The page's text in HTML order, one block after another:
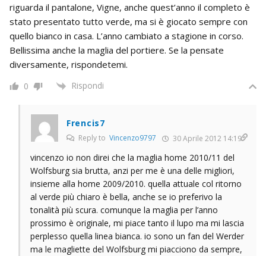
riguarda il pantalone, Vigne, anche quest’anno il completo è
stato presentato tutto verde, ma si è giocato sempre con
quello bianco in casa. L’anno cambiato a stagione in corso.
Bellissima anche la maglia del portiere. Se la pensate
diversamente, rispondetemi.
0 Rispondi
Frencis7
Reply to Vincenzo9797 30 Aprile 2012 14:19
vincenzo io non direi che la maglia home 2010/11 del
Wolfsburg sia brutta, anzi per me è una delle migliori,
insieme alla home 2009/2010. quella attuale col ritorno
al verde più chiaro è bella, anche se io preferivo la
tonalità più scura. comunque la maglia per l’anno
prossimo è originale, mi piace tanto il lupo ma mi lascia
perplesso quella linea bianca. io sono un fan del Werder
ma le magliette del Wolfsburg mi piacciono da sempre,